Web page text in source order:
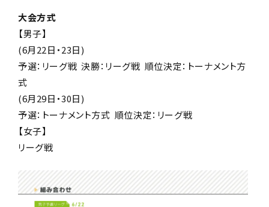
大会方式
【男子】
(6月22日・23日)
予選：リーグ戦 決勝：リーグ戦 順位決定：トーナメント方
式
(6月29日・30日)
予選：トーナメント方式 順位決定：リーグ戦
【女子】
リーグ戦